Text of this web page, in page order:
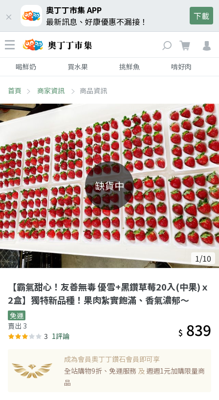
奧丁丁市集 APP
最新訊息、好康優惠不漏接！
下載
喝鮮奶 買水果 挑鮮魚 啃好肉
首頁 商家資訊 商品資訊
缺貨中
1/10
【霸氣甜心！友善無毒 優雪+黑鑽草莓20入(中果)ｘ
2盒】獨特新品種！果肉紮實飽滿、香氣濃郁～
免運
賣出 3
3 1評論 $ 839
成為會員奧丁丁鑽石會員即可享
全站購物9折、免運服務 及 週週1元加購限量商
品